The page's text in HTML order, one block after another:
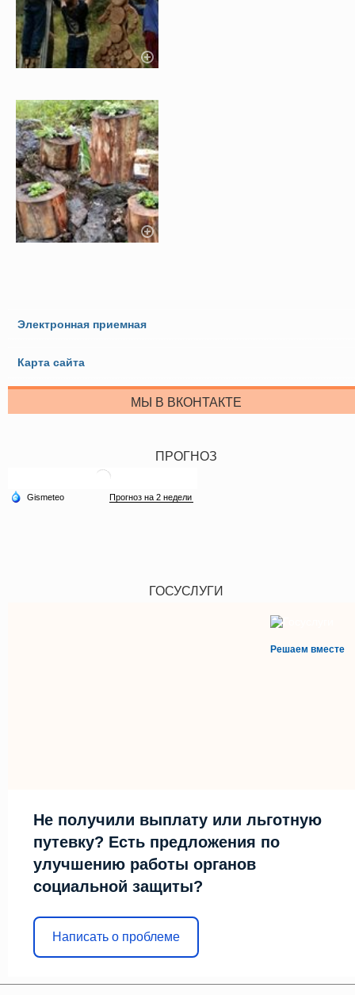
Электронная приемная
Карта сайта
МЫ В ВКОНТАКТЕ
ПРОГНОЗ
ГОСУСЛУГИ
Решаем вместе
Не получили выплату или льготную
путевку? Есть предложения по
улучшению работы органов
социальной защиты?
Написать о проблеме